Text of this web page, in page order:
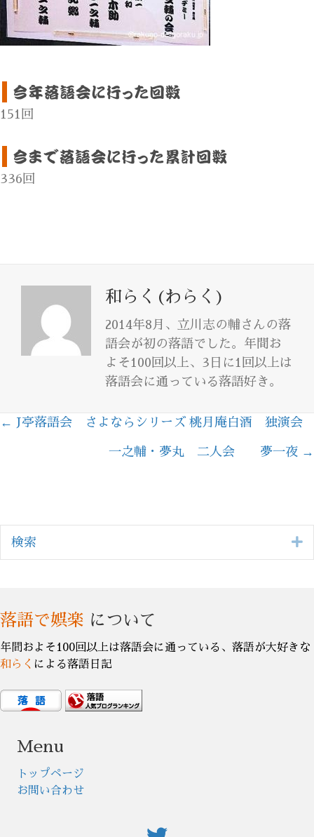
151回
336回
和らく(わらく)
2014年8月、立川志の輔さんの落
語会が初の落語でした。年間お
よそ100回以上、3日に1回以上は
落語会に通っている落語好き。
Posts
← J亭落語会 さよならシリーズ 桃月庵白酒 独演会
一之輔・夢丸 二人会 夢一夜 →
検索
落語で娯楽 について
年間およそ100回以上は落語会に通っている、落語が大好きな
和らく による落語日記
Menu
トップページ
お問い合わせ